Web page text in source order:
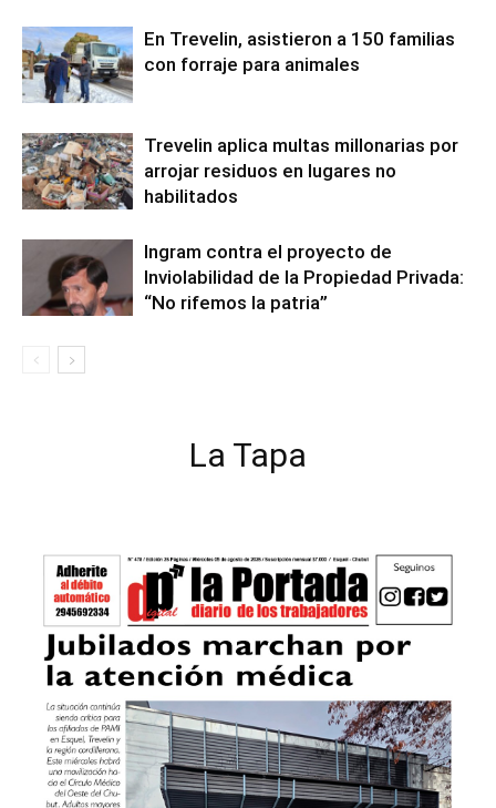
En Trevelin, asistieron a 150 familias
con forraje para animales
Trevelin aplica multas millonarias por
arrojar residuos en lugares no
habilitados
Ingram contra el proyecto de
Inviolabilidad de la Propiedad Privada:
“No rifemos la patria”
La Tapa